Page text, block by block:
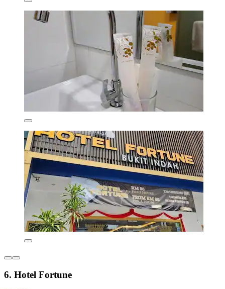
6. Hotel Fortune